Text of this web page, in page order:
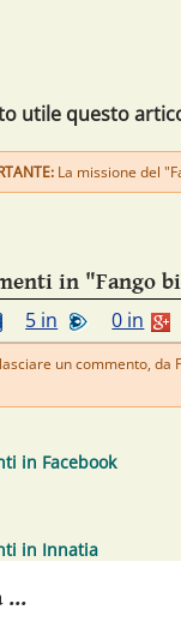
utile questo
La missione del
in "Fango
5 in 0 in
un commento, da
in Facebook
in Innatia
...